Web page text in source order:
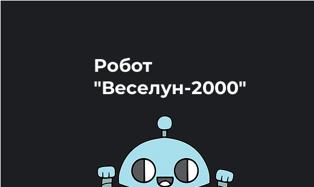
Робот
"Веселун-2000"